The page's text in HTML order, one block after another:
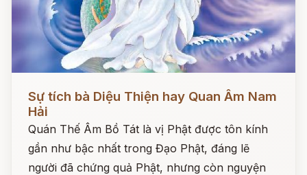
Sự tích bà Diệu Thiện hay Quan Âm Nam
Hải
Quán Thế Âm Bồ Tát là vị Phật được tôn kính
gần như bậc nhất trong Đạo Phật, đáng lẽ
người đã chứng quả Phật, nhưng còn nguyện